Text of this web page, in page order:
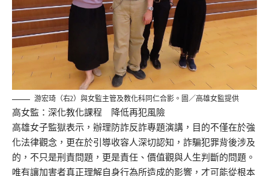
游宏琦（右2）與女監主管及教化科同仁合影。圖／高雄女監提供
高女監：深化教化課程 降低再犯風險
高雄女子監獄表示，辦理防詐反詐專題演講，目的不僅在於強
化法律觀念，更在於引導收容人深切認知，詐騙犯罪背後涉及
的，不只是刑責問題，更是責任、價值觀與人生判斷的問題。
唯有讓加害者真正理解自身行為所造成的影響，才可能從根本